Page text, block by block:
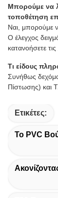
Μπορούμε να
τοποθέτηση
Ναι, μπορούμε
Ο έλεγχος
κατανοήσετε
Τι είδους
Συνήθως
Πίστωσης) και
Ετικέτες:
Το PVC